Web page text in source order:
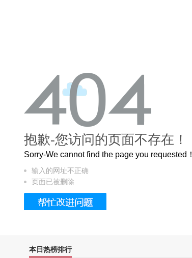
的长卷，还原了600岁的紫禁城
抱歉-您访问的页面不存在！
Sorry-We cannot find the page you requested！
输入的网址不正确
页面已被删除
本日热榜排行